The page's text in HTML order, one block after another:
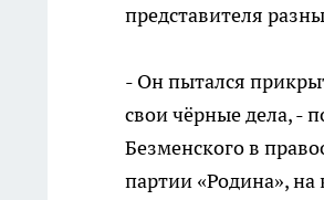
представителя
- Он пытался
свои чёрные дела, -
Безменского в
партии «Родина»,